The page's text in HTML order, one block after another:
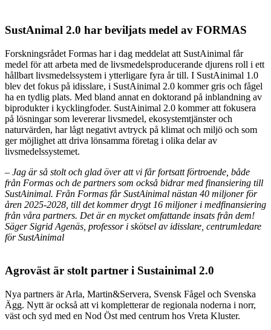
SustAnimal 2.0 har beviljats medel av FORMAS
Forskningsrådet Formas har i dag meddelat att SustAinimal får
medel för att arbeta med de livsmedelsproducerande djurens roll i ett
hållbart livsmedelssystem i ytterligare fyra år till. I SustAinimal 1.0
blev det fokus på idisslare, i SustAinimal 2.0 kommer gris och fågel
ha en tydlig plats. Med bland annat en doktorand på inblandning av
biprodukter i kycklingfoder. SustAinimal 2.0 kommer att fokusera
på lösningar som levererar livsmedel, ekosystemtjänster och
naturvärden, har lågt negativt avtryck på klimat och miljö och som
ger möjlighet att driva lönsamma företag i olika delar av
livsmedelssystemet.
– Jag är så stolt och glad över att vi får fortsatt förtroende, både
från Formas och de partners som också bidrar med finansiering till
SustAinimal. Från Formas får SustAinimal nästan 40 miljoner för
åren 2025-2028, till det kommer drygt 16 miljoner i medfinansiering
från våra partners. Det är en mycket omfattande insats från dem!
Säger Sigrid Agenäs, professor i skötsel av idisslare, centrumledare
för SustAinimal
Agroväst är stolt partner i Sustainimal 2.0
Nya partners är Arla, Martin&Servera, Svensk Fågel och Svenska
Ägg. Nytt är också att vi kompletterar de regionala noderna i norr,
väst och syd med en Nod Öst med centrum hos Vreta Kluster.